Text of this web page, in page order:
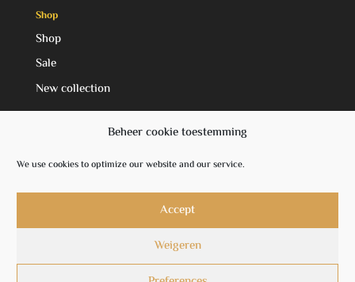
Beheer cookie toestemming
We use cookies to optimize our website and our service.
Accept
Weigeren
Shop
Shop
Sale
New collection
Facebook
Instagram